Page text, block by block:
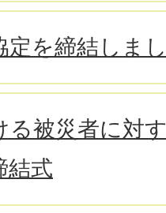
定を締結しま
る被災者に対
結式